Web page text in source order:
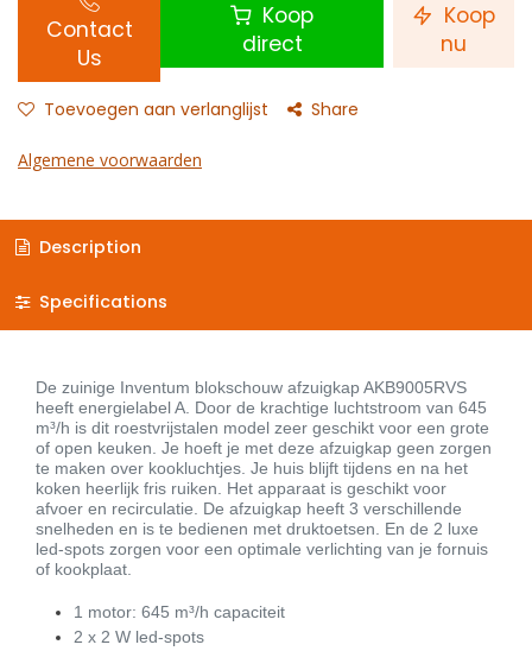
Contact
Us
Koop
direct
Koop
nu
Toevoegen aan verlanglijst Share
Algemene voorwaarden
Description
Specifications
De zuinige Inventum blokschouw afzuigkap AKB9005RVS
heeft energielabel A. Door de krachtige luchtstroom van 645
m³/h is dit roestvrijstalen model zeer geschikt voor een grote
of open keuken. Je hoeft je met deze afzuigkap geen zorgen
te maken over kookluchtjes. Je huis blijft tijdens en na het
koken heerlijk fris ruiken. Het apparaat is geschikt voor
afvoer en recirculatie. De afzuigkap heeft 3 verschillende
snelheden en is te bedienen met druktoetsen. En de 2 luxe
led-spots zorgen voor een optimale verlichting van je fornuis
of kookplaat.
1 motor: 645 m³/h capaciteit
2 x 2 W led-spots